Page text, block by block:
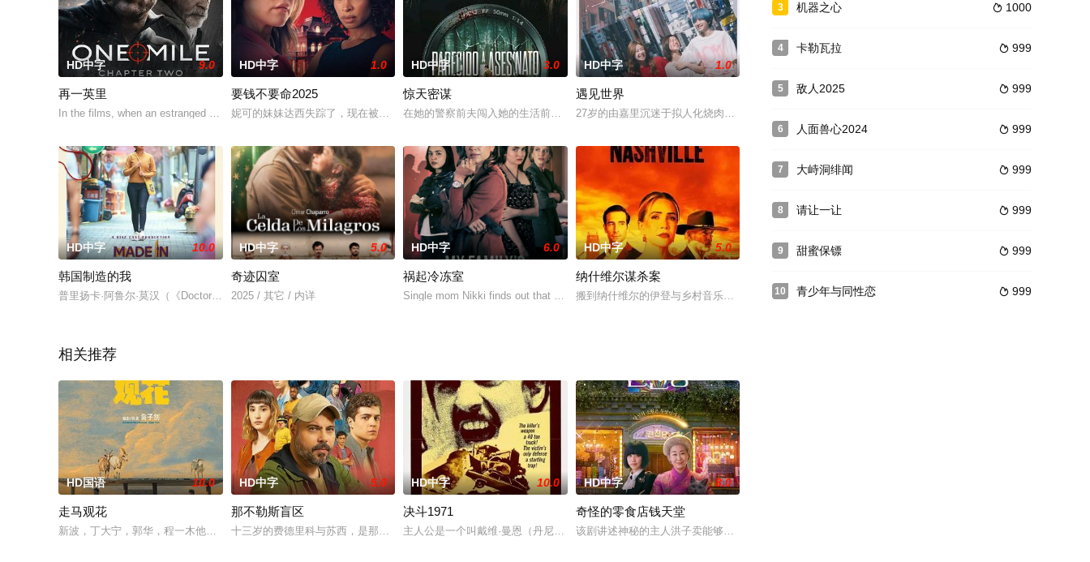
HD中字 9.0
再一英里
In the films, when an estranged father (Phillippe) and daug
HD中字 1.0
要钱不要命2025
妮可的妹妹达西失踪了，现在被推定死亡。妮可决定亲自调查达西的神秘失踪案，并与囚禁她妹妹的传销大亨正面交锋。别无选择之下
HD中字 3.0
惊天密谋
在她的警察前夫闯入她的生活前，这名女子还正和家人幸福的生活在一起。但随着前夫的降临，一段不堪回首的童年往事被揭开，埋藏
HD中字 1.0
遇见世界
27岁的由嘉里沉迷于拟人化烧肉漫画《肉即吾命》，却始终无法接纳真实的自己。面对朋友们纷纷步入婚姻与
HD中字 10.0
韩国制造的我
普里扬卡·阿鲁尔·莫汉（《Doctor》）与朴惠珍（在《鱿鱼游戏》中饰演赵尚禹母亲）联袂出演。导演R.A.卡提克表示：
HD中字 5.0
奇迹囚室
2025 / 其它 / 内详
HD中字 6.0
祸起冷冻室
Single mom Nikki finds out that one of her eggs mistakenly
HD中字 5.0
纳什维尔谋杀案
搬到纳什维尔的伊登与乡村音乐界富有权势人物的儿子杰克斯陷入了一场旋风般的恋情。但当其他女人被发现
相关推荐
HD国语 10.0
走马观花
新波，丁大宁，郭华，程一木他们毕业于同一所大学。他们和很多年轻人一样，自以为是，敏感错弱，没有被认可的才华。他们来自不
HD中字 5.0
那不勒斯盲区
十三岁的费德里科与苏西，是那不勒斯两大死敌大佬的后代。突然间生活变成了一场绝望的狂飙，彻底脱离掌控并彻底改变了命运。但
HD中字 10.0
决斗1971
主人公是一个叫戴维·曼恩（丹尼斯·韦弗 Dennis Weaver 饰）的中年男人，这天他在空无一人的州际公路上独自驾
HD中字 8.0
奇怪的零食店钱天堂
该剧讲述神秘的主人洪子卖能够实现人们愿望的神秘零食，以及人们来到那里展开一段魔法般的故事。
3  1000
机器之心
4  999
卡勒瓦拉
5  999
敌人2025
6  999
人面兽心2024
7  999
大峙洞绯闻
8  999
请让一让
9  999
甜蜜保镖
10  999
青少年与同性恋